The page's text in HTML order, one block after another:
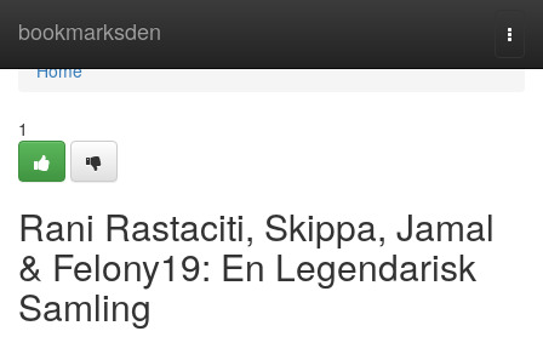
bookmarksden
Home
Home
1
Rani Rastaciti, Skippa, Jamal
& Felony19: En Legendarisk
Samling